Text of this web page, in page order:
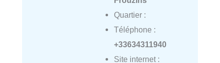
Quartier :
Téléphone :
+33634311940
Site internet :